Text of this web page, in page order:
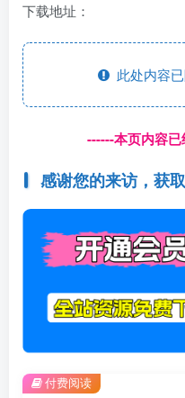
下载地址：
此处内容已
------本页内容
感谢您的来访，获
付费阅读